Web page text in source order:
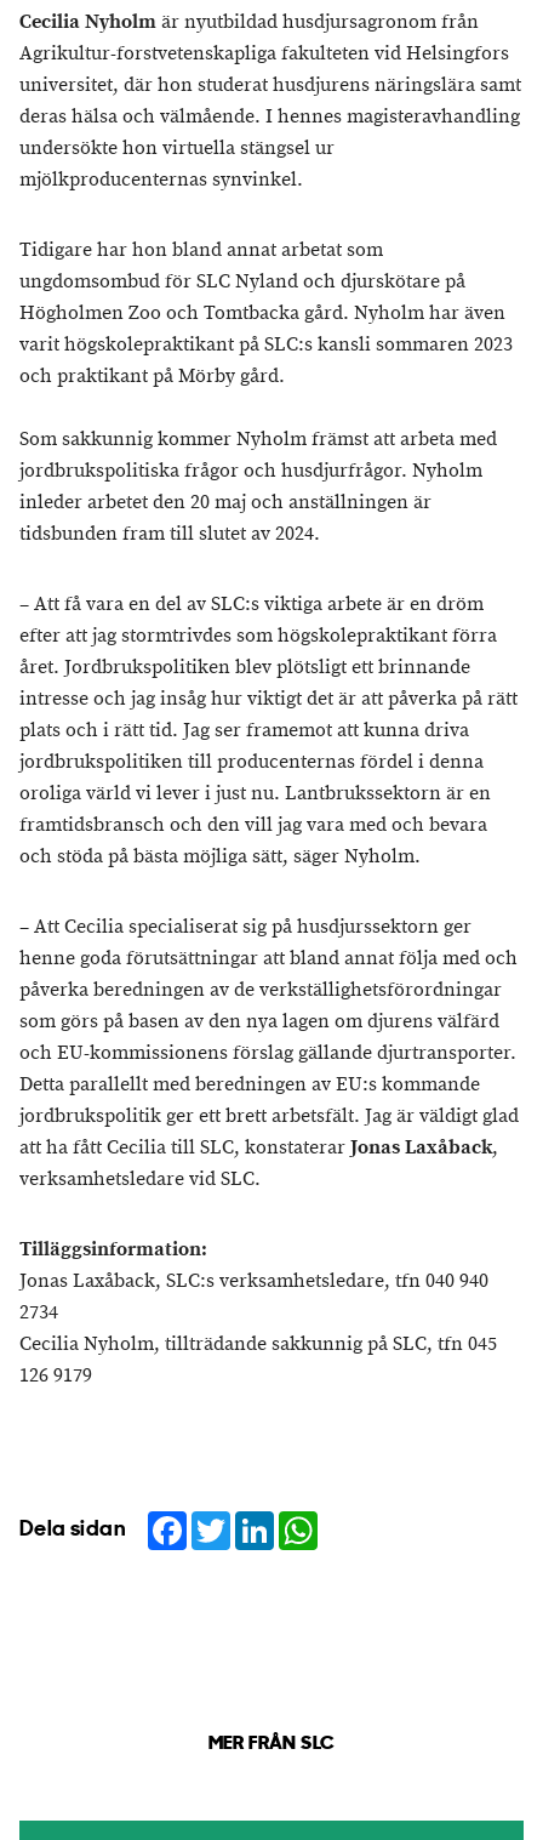
Cecilia Nyholmär nyutbildad husdjursagronom från
Agrikultur-forstvetenskapliga fakulteten vid Helsingfors
universitet, där hon studerat husdjurens näringslära samt
deras hälsa och välmående. I hennes magisteravhandling
undersökte hon virtuella stängsel ur
mjölkproducenternas synvinkel.
Tidigare har hon bland annat arbetat som
ungdomsombud för SLC Nyland och djurskötare på
Högholmen Zoo och Tomtbacka gård. Nyholm har även
varit högskolepraktikant på SLC:s kansli sommaren 2023
och praktikant på Mörby gård.
Som sakkunnig kommer Nyholm främst att arbeta med
jordbrukspolitiska frågor och husdjurfrågor. Nyholm
inleder arbetet den 20 maj och anställningen är
tidsbunden fram till slutet av 2024.
– Att få vara en del av SLC:s viktiga arbete är en dröm
efter att jag stormtrivdes som högskolepraktikant förra
året. Jordbrukspolitiken blev plötsligt ett brinnande
intresse och jag insåg hur viktigt det är att påverka på rätt
plats och i rätt tid. Jag ser framemot att kunna driva
jordbrukspolitiken till producenternas fördel i denna
oroliga värld vi lever i just nu. Lantbrukssektorn är en
framtidsbransch och den vill jag vara med och bevara
och stöda på bästa möjliga sätt, säger Nyholm.
– Att Cecilia specialiserat sig på husdjurssektorn ger
henne goda förutsättningar att bland annat följa med och
påverka beredningen av de verkställighetsförordningar
som görs på basen av den nya lagen om djurens välfärd
och EU-kommissionens förslag gällande djurtransporter.
Detta parallellt med beredningen av EU:s kommande
jordbrukspolitik ger ett brett arbetsfält. Jag är väldigt glad
att ha fått Cecilia till SLC, konstaterarJonas Laxåback,
verksamhetsledare vid SLC.
Tilläggsinformation:
Jonas Laxåback, SLC:s verksamhetsledare, tfn 040 940
2734
Cecilia Nyholm, tillträdande sakkunnig på SLC, tfn 045
126 9179
Dela sidan Facebook
TwitterLinkedIn
MER FRÅN SLC